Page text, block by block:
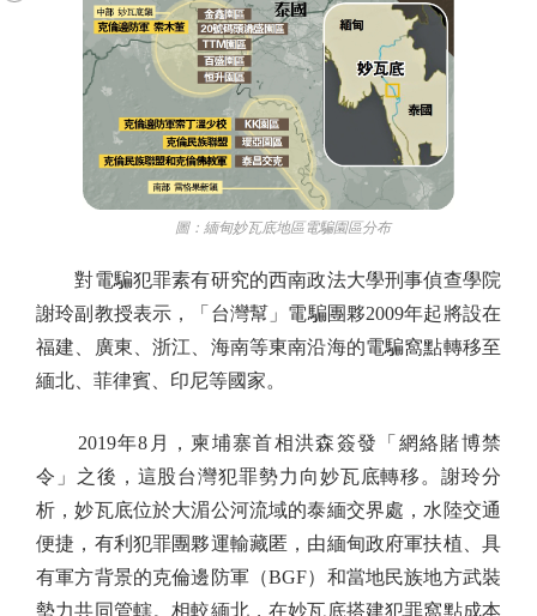
圖：緬甸妙瓦底地區電騙園區分布
對電騙犯罪素有研究的西南政法大學刑事偵查學院
謝玲副教授表示，「台灣幫」電騙團夥2009年起將設在
福建、廣東、浙江、海南等東南沿海的電騙窩點轉移至
緬北、菲律賓、印尼等國家。
2019年8月，柬埔寨首相洪森簽發「網絡賭博禁
令」之後，這股台灣犯罪勢力向妙瓦底轉移。謝玲分
析，妙瓦底位於大湄公河流域的泰緬交界處，水陸交通
便捷，有利犯罪團夥運輸藏匿，由緬甸政府軍扶植、具
有軍方背景的克倫邊防軍（BGF）和當地民族地方武裝
勢力共同管轄。相較緬北，在妙瓦底搭建犯罪窩點成本